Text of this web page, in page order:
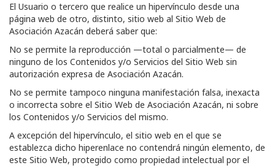
El Usuario o tercero que realice un hipervínculo desde una
página web de otro, distinto, sitio web al Sitio Web de
Asociación Azacán deberá saber que:
No se permite la reproducción —total o parcialmente— de
ninguno de los Contenidos y/o Servicios del Sitio Web sin
autorización expresa de Asociación Azacán.
No se permite tampoco ninguna manifestación falsa, inexacta
o incorrecta sobre el Sitio Web de Asociación Azacán, ni sobre
los Contenidos y/o Servicios del mismo.
A excepción del hipervínculo, el sitio web en el que se
establezca dicho hiperenlace no contendrá ningún elemento, de
este Sitio Web, protegido como propiedad intelectual por el